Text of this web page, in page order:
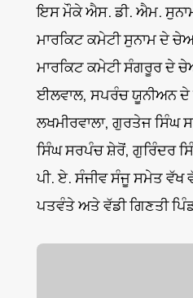
ਇਸ ਮੌਕੇ ਐਸ. ਡੀ. ਐਮ.
ਮਾਰਕਿਟ ਕਮੇਟੀ ਸੁਨਾਮ ਦੇ
ਮਾਰਕਿਟ ਕਮੇਟੀ ਸੰਗਰੂਰ ਦੇ
ਈਲਵਾਲ, ਸਪਰੰਚ ਯੂਨੀਅਨ ਦੇ
ਲਖਮੀਰਵਾਲਾ, ਗੁਰਤੇਜ ਸਿੰਘ
ਸਿੰਘ ਸਰਪੰਚ ਸ਼ੇਰੋਂ, ਗੁਰਿੰਦਰ
ਪੀ. ਏ. ਸੰਜੀਵ ਸੰਜੂ ਸਮੇਤ ਵੱਖ
ਪਤਵੰਤੇ ਅਤੇ ਵੱਡੀ ਗਿਣਤੀ